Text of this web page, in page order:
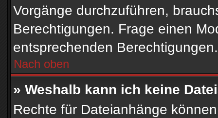
Vorgänge durchzuführen,
Berechtigungen. Frage einen
entsprechenden Berechtigungen.
Nach oben
» Weshalb kann ich keine
Rechte für Dateianhänge